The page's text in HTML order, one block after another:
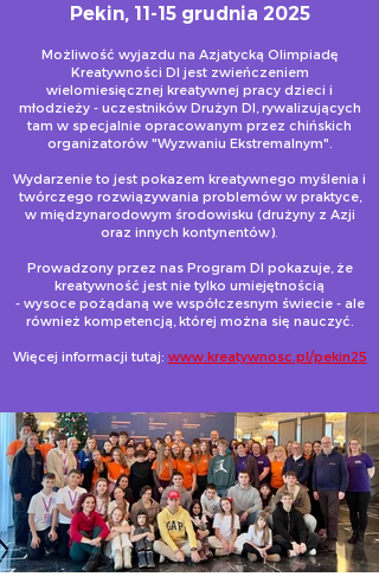
Pekin, 11-15 grudnia 2025
Możliwość wyjazdu na Azjatycką Olimpiadę
Kreatywności DI jest zwieńczeniem
wielomiesięcznej kreatywnej pracy dzieci i
młodzieży - uczestników Drużyn DI, rywalizujących
tam w specjalnie opracowanym przez chińskich
organizatorów "Wyzwaniu Ekstremalnym".
Wydarzenie to jest pokazem kreatywnego myślenia i
twórczego rozwiązywania problemów w praktyce,
w międzynarodowym środowisku (drużyny z Azji
oraz innych kontynentów).
Prowadzony przez nas Program DI pokazuje, że
kreatywność jest nie tylko umiejętnością
- wysoce pożądaną we współczesnym świecie - ale
również kompetencją, której można się nauczyć.
Więcej informacji tutaj: www.kreatywnosc.pl/pekin25